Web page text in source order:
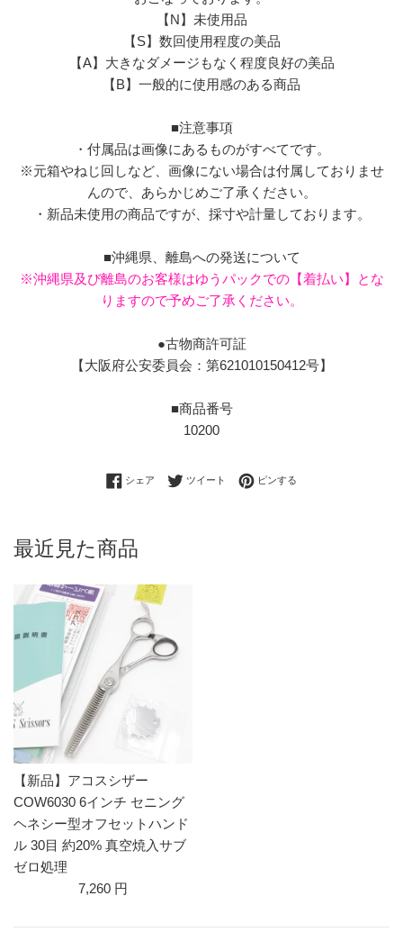
【N】未使用品
【S】数回使用程度の美品
【A】大きなダメージもなく程度良好の美品
【B】一般的に使用感のある商品
■注意事項
・付属品は画像にあるものがすべてです。
※元箱やねじ回しなど、画像にない場合は付属しておりませ
んので、あらかじめご了承ください。
・新品未使用の商品ですが、採寸や計量しております。
■沖縄県、離島への発送について
※沖縄県及び離島のお客様はゆうパックでの【着払い】とな
りますので予めご了承ください。
●古物商許可証
【大阪府公安委員会：第621010150412号】
■商品番号
10200
シェア Facebookでシェアする
ツイート Twitterに投稿する
ピンする
最近見た商品
【新品】アコスシザー
COW6030 6インチ セニング
ヘネシー型オフセットハンド
ル 30目 約20% 真空焼入サブ
ゼロ処理
7,260 円